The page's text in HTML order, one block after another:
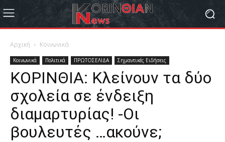
Αρχική Κοινωνικά
Κοινωνικά Πολιτικά ΠΡΩΤΟΣΕΛΙΔΑ Σημαντικές Ειδήσεις
ΚΟΡΙΝΘΙΑ: Κλείνουν τα δύο
σχολεία σε ένδειξη
διαμαρτυρίας! -Οι
βουλευτές …ακούνε;